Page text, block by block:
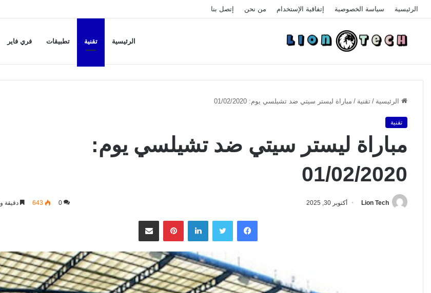
الرئيسية سياسة الخصوصية إتفاقية الإستخدام من نحن إتصل بنا
الرئيسية تقنية تطبيقات فري فاير
الرئيسية / تقنية / مباراة ليستر سيتي ضد تشيلسي يوم: 01/02/2020
تقنية
مباراة ليستر سيتي ضد تشيلسي يوم:
01/02/2020
Lion Tech أكتوبر 30, 2025 0
643 دقيقة
فيسبوك تويتر لينكدإن بينتيريستمشاركة عبر البريد